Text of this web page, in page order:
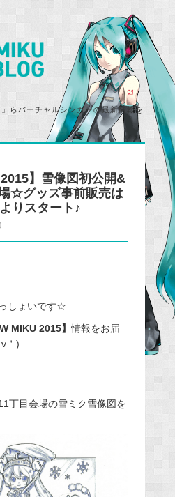
らバーチャルシンガーの最新情報を
2015】雪像図初公開&
☆グッズ事前販売は
りスタート♪
しょいです☆
MIKU 2015】情報をお届
＇)
丁目会場の雪ミク雪像図を